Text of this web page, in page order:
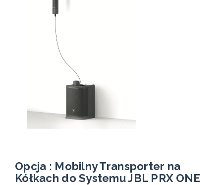
Opcja : Mobilny Transporter na
Kółkach do Systemu JBL PRX ONE